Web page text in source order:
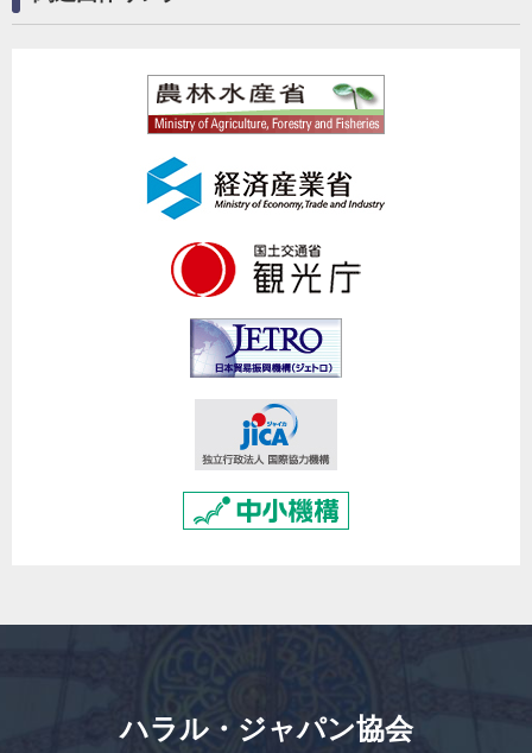
ハラル・ジャパン協会